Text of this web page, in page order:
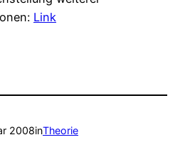
Link
2008inTheorie